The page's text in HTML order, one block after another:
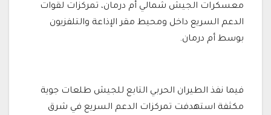
معسكرات الجيش شمالي أم درمان، تمركزات لقوات
الدعم السريع داخل ومحيط مقر الإذاعة والتلفزيون
بوسط أم درمان.
فيما نفذ الطيران الحربي التابع للجيش طلعات جوية
مكثفة استهدفت تمركزات الدعم السريع في شرق